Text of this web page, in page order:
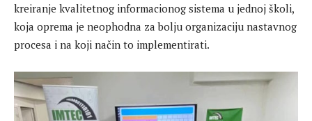
kreiranje kvalitetnog informacionog sistema u jednoj školi,
koja oprema je neophodna za bolju organizaciju nastavnog
procesa i na koji način to implementirati.